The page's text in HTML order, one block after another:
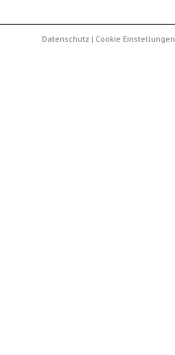
Datenschutz | Cookie Einstellungen